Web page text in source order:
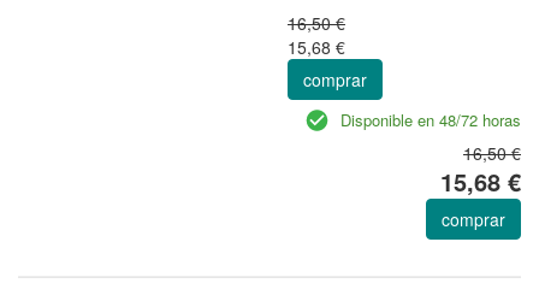
16,50 €
15,68 €
comprar
Disponible en 48/72 horas
16,50 €
15,68 €
comprar